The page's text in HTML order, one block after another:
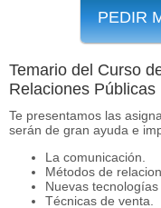
PEDIR
Temario del Curso
Relaciones Públicas
Te presentamos las
serán de gran ayuda e
La comunicación.
Métodos de
Nuevas tecnologías
Técnicas de venta.